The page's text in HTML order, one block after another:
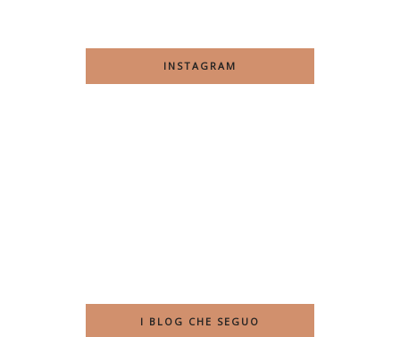
INSTAGRAM
I BLOG CHE SEGUO